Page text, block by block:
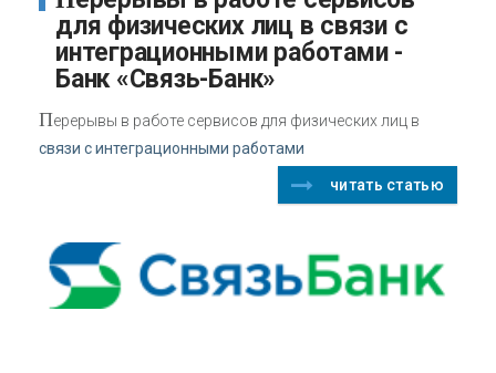
для физических лиц в связи с
интеграционными работами -
Банк «Связь-Банк»
Перерывы в работе сервисов для физических лиц в
связи с интеграционными работами
читать статью